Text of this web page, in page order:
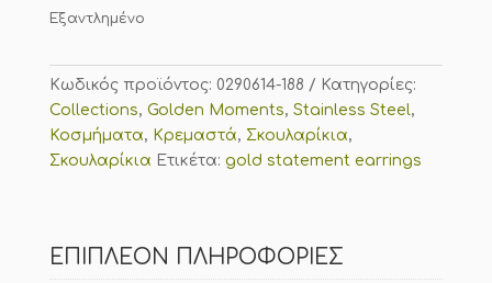
Εξαντλημένο
Κωδικός προϊόντος: 0290614-188
Κατηγορίες:
Collections, Golden Moments, Stainless Steel,
Κοσμήματα, Κρεμαστά, Σκουλαρίκια,
Σκουλαρίκια Ετικέτα: gold statement earrings
ΕΠΙΠΛΈΟΝ ΠΛΗΡΟΦΟΡΊΕΣ